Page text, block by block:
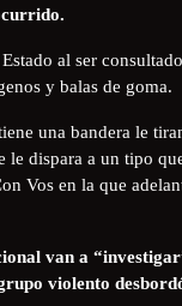
al ser
y balas de goma.
una bandera le
dispara a un tipo
Vos en la que
van a
violento